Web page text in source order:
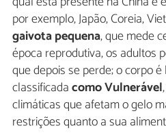
por exemplo, Japão, Coreia,
gaivota pequena, que mede
época reprodutiva, os adultos
que depois se perde; o corpo
classificadacomo Vulnerável
climáticas que afetam o gelo
restrições quanto a sua